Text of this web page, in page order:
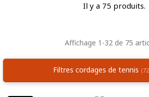
Il y a 75 produits.
Affichage 1-32 de 75
Filtres cordages de tennis